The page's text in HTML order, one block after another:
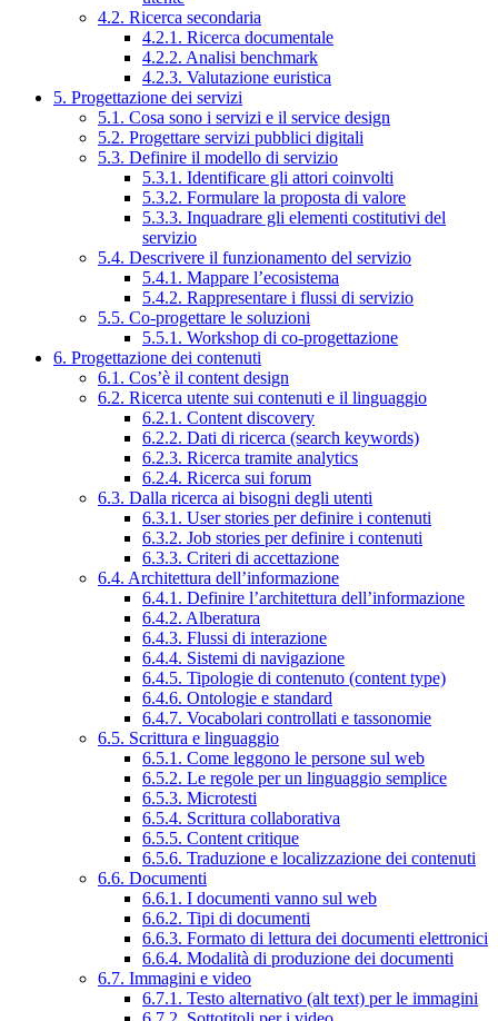
4.2. Ricerca secondaria
4.2.1. Ricerca documentale
4.2.2. Analisi benchmark
4.2.3. Valutazione euristica
5. Progettazione dei servizi
5.1. Cosa sono i servizi e il service design
5.2. Progettare servizi pubblici digitali
5.3. Definire il modello di servizio
5.3.1. Identificare gli attori coinvolti
5.3.2. Formulare la proposta di valore
5.3.3. Inquadrare gli elementi costitutivi del
servizio
5.4. Descrivere il funzionamento del servizio
5.4.1. Mappare l’ecosistema
5.4.2. Rappresentare i flussi di servizio
5.5. Co-progettare le soluzioni
5.5.1. Workshop di co-progettazione
6. Progettazione dei contenuti
6.1. Cos’è il content design
6.2. Ricerca utente sui contenuti e il linguaggio
6.2.1. Content discovery
6.2.2. Dati di ricerca (search keywords)
6.2.3. Ricerca tramite analytics
6.2.4. Ricerca sui forum
6.3. Dalla ricerca ai bisogni degli utenti
6.3.1. User stories per definire i contenuti
6.3.2. Job stories per definire i contenuti
6.3.3. Criteri di accettazione
6.4. Architettura dell’informazione
6.4.1. Definire l’architettura dell’informazione
6.4.2. Alberatura
6.4.3. Flussi di interazione
6.4.4. Sistemi di navigazione
6.4.5. Tipologie di contenuto (content type)
6.4.6. Ontologie e standard
6.4.7. Vocabolari controllati e tassonomie
6.5. Scrittura e linguaggio
6.5.1. Come leggono le persone sul web
6.5.2. Le regole per un linguaggio semplice
6.5.3. Microtesti
6.5.4. Scrittura collaborativa
6.5.5. Content critique
6.5.6. Traduzione e localizzazione dei contenuti
6.6. Documenti
6.6.1. I documenti vanno sul web
6.6.2. Tipi di documenti
6.6.3. Formato di lettura dei documenti elettronici
6.6.4. Modalità di produzione dei documenti
6.7. Immagini e video
6.7.1. Testo alternativo (alt text) per le immagini